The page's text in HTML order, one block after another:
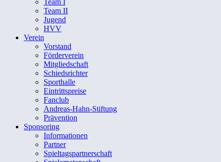
Team I
Team II
Jugend
HVV
Verein
Vorstand
Förderverein
Mitgliedschaft
Schiedsrichter
Sporthalle
Eintrittspreise
Fanclub
Andreas-Hahn-Stiftung
Prävention
Sponsoring
Informationen
Partner
Spieltagspartnerschaft